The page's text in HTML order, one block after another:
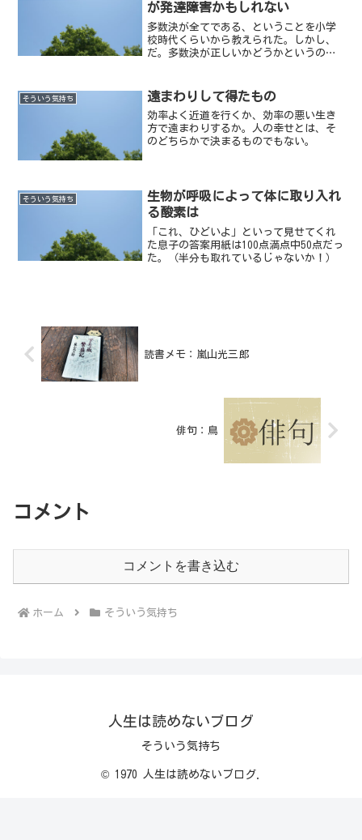
が発達障害かもしれない
多数決が全てである、ということを小学
校時代くらいから教えられた。しかし、
だ。多数決が正しいかどうかというの
そういう気持ち 遠まわりして得たもの
効率よく近道を行くか、効率の悪い生き
方で遠まわりするか。人の幸せとは、そ
のどちらかで決まるものでもない。
そういう気持ち
生物が呼吸によって体に取り入れ
る酸素は
「これ、ひどいよ」といって見せてくれ
た息子の答案用紙は100点満点中50点だっ
た。（半分も取れているじゃないか！）
読書メモ：嵐山光三郎
俳句：鳥
コメント
コメントを書き込む
ホーム そういう気持ち
人生は読めないブログ
そういう気持ち
© 1970 人生は読めないブログ.